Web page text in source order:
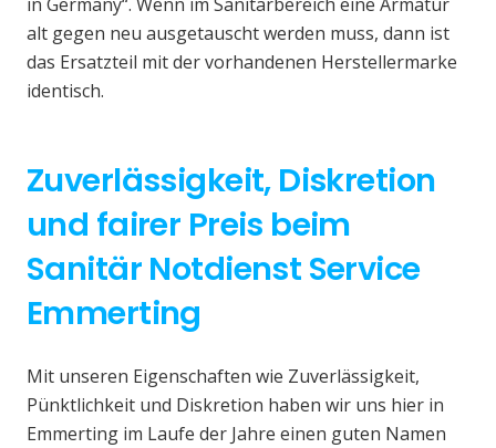
alt gegen neu ausgetauscht werden muss, dann ist
das Ersatzteil mit der vorhandenen Herstellermarke
identisch.
Zuverlässigkeit, Diskretion
und fairer Preis beim
Sanitär Notdienst Service
Emmerting
Mit unseren Eigenschaften wie Zuverlässigkeit,
Pünktlichkeit und Diskretion haben wir uns hier in
Emmerting im Laufe der Jahre einen guten Namen